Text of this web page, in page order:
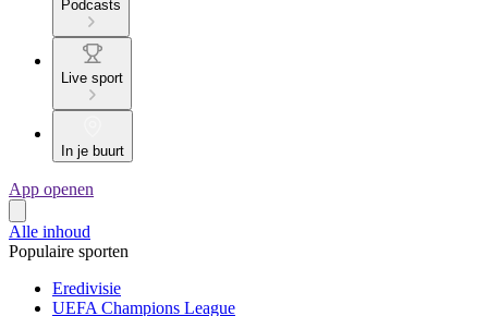
Podcasts
Live sport
In je buurt
App openen
Alle inhoud
Populaire sporten
Eredivisie
UEFA Champions League